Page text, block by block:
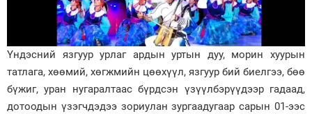
Үндэсний язгуур урлаг ардын уртын дуу, морин хуурын
татлага, хөөмий, хөгжмийн цөөхүүл, язгуур бий биелгээ, бөө
бүжиг, уран нугаралтаас бүрдсэн үзүүлбэрүүдээр гадаад,
дотоодын үзэгчдэдээ зориулан зургаадугаар сарын 01-ээс